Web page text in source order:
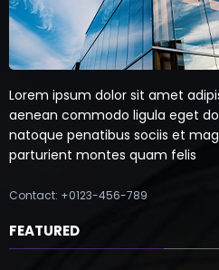
Lorem ipsum dolor sit amet
aenean commodo ligula eget
natoque penatibus sociis et
parturient montes quam felis
Contact: +0123-456-789
FEATURED